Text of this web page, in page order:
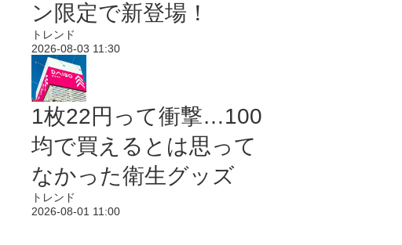
ン限定で新登場！
トレンド
2026-08-03 11:30
1枚22円って衝撃…100
均で買えるとは思って
なかった衛生グッズ
トレンド
2026-08-01 11:00